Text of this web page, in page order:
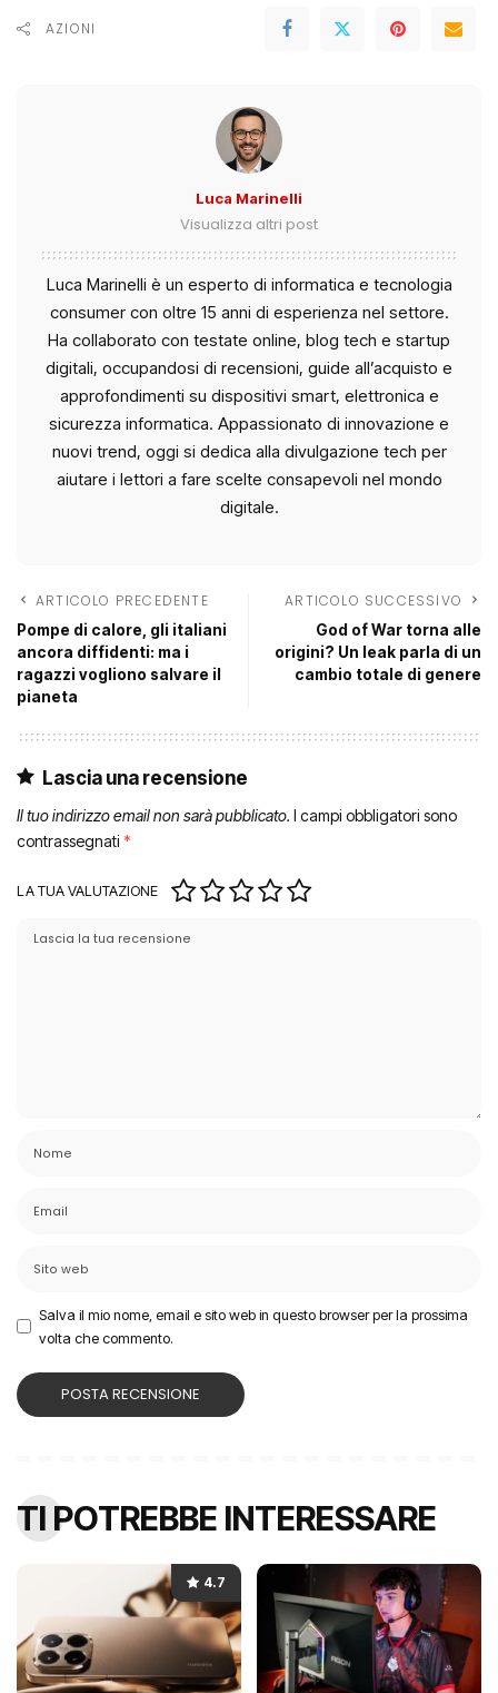
AZIONI
Luca Marinelli
Visualizza altri post
Luca Marinelli è un esperto di informatica e tecnologia
consumer con oltre 15 anni di esperienza nel settore.
Ha collaborato con testate online, blog tech e startup
digitali, occupandosi di recensioni, guide all’acquisto e
approfondimenti su dispositivi smart, elettronica e
sicurezza informatica. Appassionato di innovazione e
nuovi trend, oggi si dedica alla divulgazione tech per
aiutare i lettori a fare scelte consapevoli nel mondo
digitale.
ARTICOLO PRECEDENTE
Pompe di calore, gli italiani
ancora diffidenti: ma i
ragazzi vogliono salvare il
pianeta
ARTICOLO SUCCESSIVO
God of War torna alle
origini? Un leak parla di un
cambio totale di genere
Lascia una recensione
Il tuo indirizzo email non sarà pubblicato. I campi obbligatori sono
contrassegnati *
LA TUA VALUTAZIONE
Salva il mio nome, email e sito web in questo browser per la prossima
volta che commento.
TI POTREBBE INTERESSARE
4.7